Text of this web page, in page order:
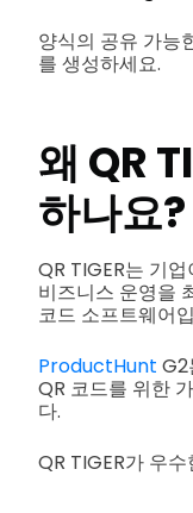
양식의 공유 가능
를 생성하세요.
왜 QR
하나요?
QR TIGER는 기
비즈니스 운영을
코드 소프트웨어
ProductHunt G2
QR 코드를 위한
다.
QR TIGER가 우